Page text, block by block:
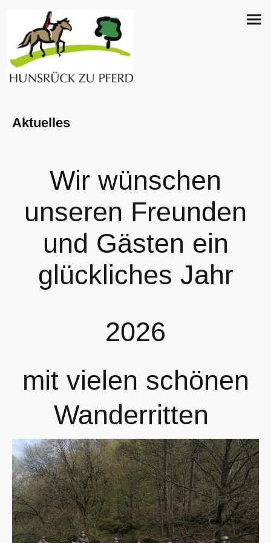
Aktuelles
Wir wünschen
unseren Freunden
und Gästen ein
glückliches Jahr
2026
mit vielen schönen
Wanderritten